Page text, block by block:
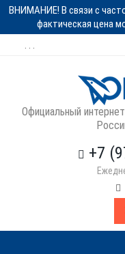
ВНИМАНИЕ! В связи с
фактическая цена
Официальный
+7